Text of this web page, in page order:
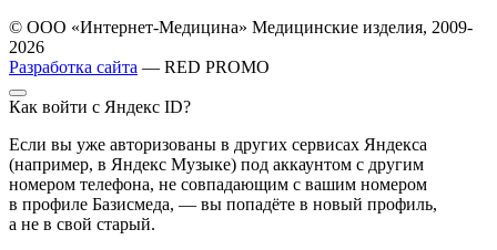
© ООО «Интернет-Медицина» Медицинские изделия, 2009-
2026
Разработка сайта — RED PROMO
Как войти с Яндекс ID?
Если вы уже авторизованы в других сервисах Яндекса
(например, в Яндекс Музыке) под аккаунтом с другим
номером телефона, не совпадающим с вашим номером
в профиле Базисмеда, — вы попадёте в новый профиль,
а не в свой старый.